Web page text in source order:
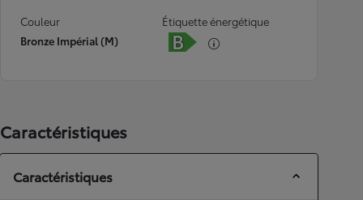
Couleur
Bronze Impérial (M)
Étiquette énergétique
Caractéristiques
Caractéristiques